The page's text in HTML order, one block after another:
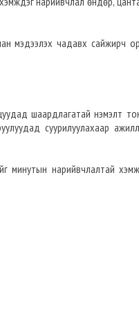
мэдээлэх чадавх сайжирч
шаардлагатай нэмэлт
суурилуулахаар
минутын нарийвчлалтай